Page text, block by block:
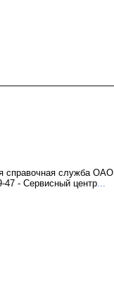
справочная служба ОАО
47 - Сервисный центр